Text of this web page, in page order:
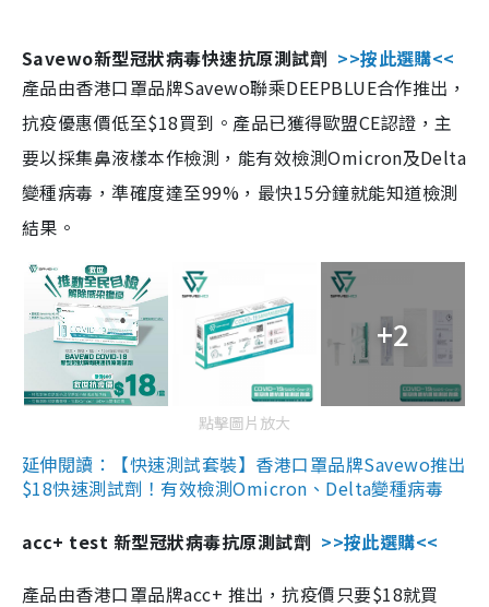
Savewo新型冠狀病毒快速抗原測試劑 >>按此選購<<
產品由香港口罩品牌Savewo聯乘DEEPBLUE合作推出，
抗疫優惠價低至$18買到。產品已獲得歐盟CE認證，主
要以採集鼻液樣本作檢測，能有效檢測Omicron及Delta
變種病毒，準確度達至99%，最快15分鐘就能知道檢測
結果。
+2
點擊圖片放大
延伸閱讀：【快速測試套裝】香港口罩品牌Savewo推出
$18快速測試劑！有效檢測Omicron、Delta變種病毒
acc+ test 新型冠狀病毒抗原測試劑 >>按此選購<<
產品由香港口罩品牌acc+ 推出，抗疫價只要$18就買